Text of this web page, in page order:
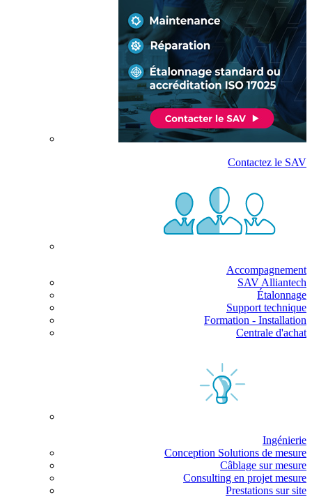
Contactez le SAV
Accompagnement
SAV Alliantech
Étalonnage
Support technique
Formation - Installation
Centrale d'achat
Ingénierie
Conception Solutions de mesure
Câblage sur mesure
Consulting en projet mesure
Prestations sur site